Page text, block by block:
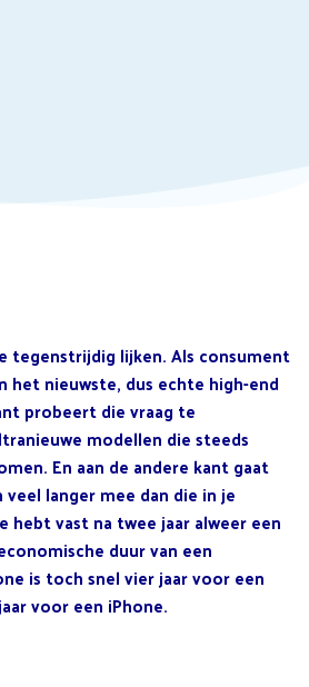
tegenstrijdig lijken. Als consument
het nieuwste, dus echte high-end
probeert die vraag te
modellen die steeds
En aan de andere kant gaat
langer mee dan die in je
hebt vast na twee jaar alweer een
duur van een
is toch snel vier jaar voor een
voor een iPhone.